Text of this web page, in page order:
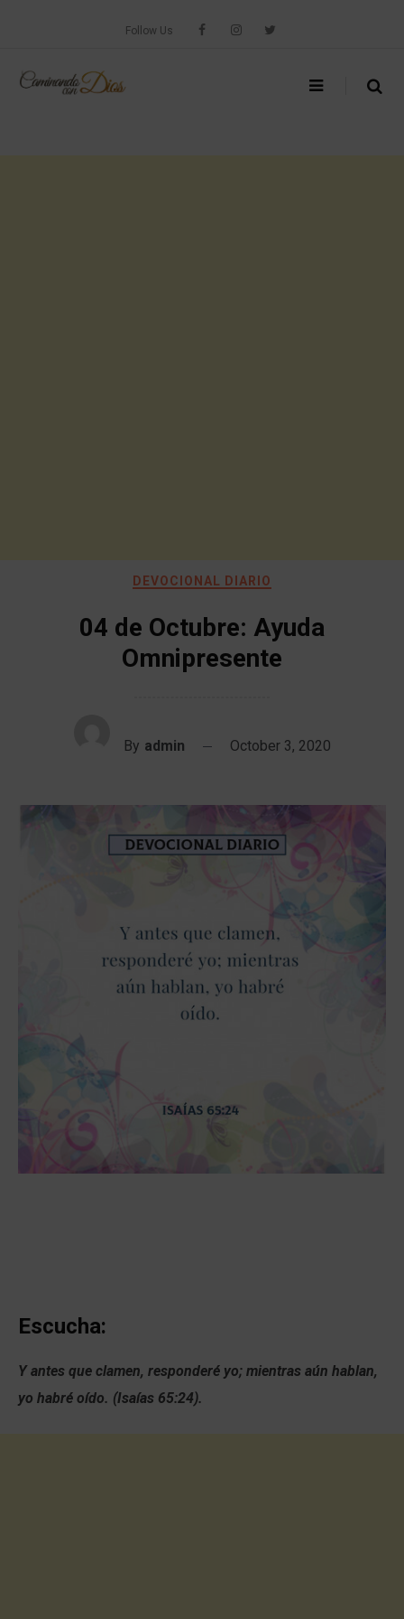
Follow Us
DEVOCIONAL DIARIO
04 de Octubre: Ayuda
Omnipresente
By admin October 3, 2020
Escucha:
Y antes que clamen, responderé yo; mientras aún hablan,
yo habré oído. (Isaías 65:24).